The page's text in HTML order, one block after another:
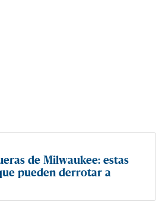
de Milwaukee: estas
pueden derrotar a